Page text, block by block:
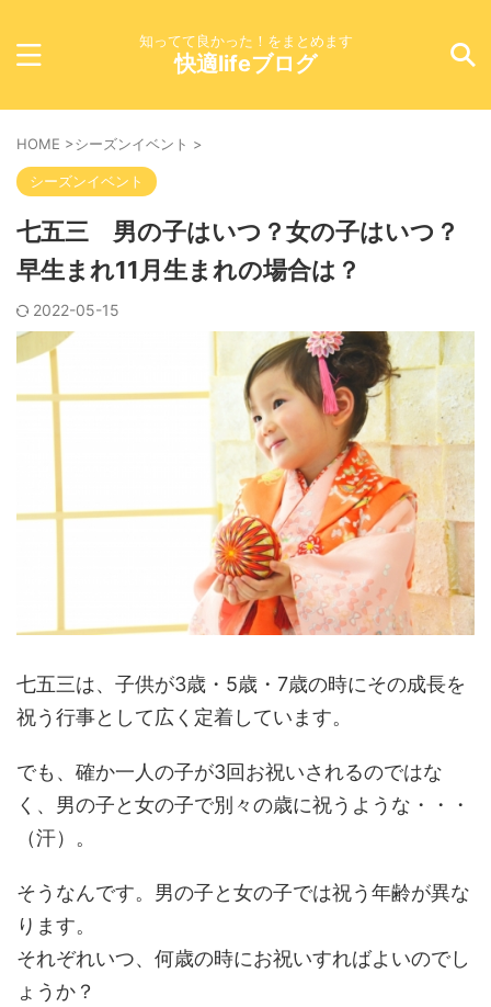
知ってて良かった！をまとめます
快適lifeブログ
HOME >シーズンイベント >
シーズンイベント
七五三 男の子はいつ？女の子はいつ？
早生まれ11月生まれの場合は？
2022-05-15
七五三は、子供が3歳・5歳・7歳の時にその成長を
祝う行事として広く定着しています。
でも、確か一人の子が3回お祝いされるのではな
く、男の子と女の子で別々の歳に祝うような・・・
（汗）。
そうなんです。男の子と女の子では祝う年齢が異な
ります。
それぞれいつ、何歳の時にお祝いすればよいのでし
ょうか？